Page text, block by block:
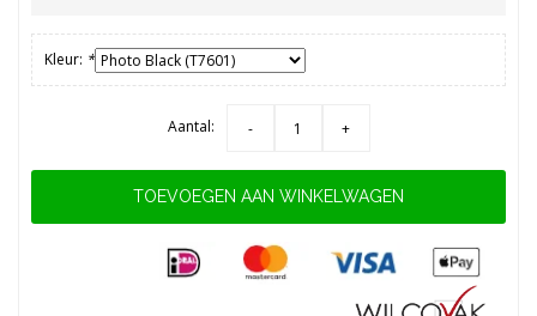
Kleur: *
Aantal: - +
TOEVOEGEN AAN WINKELWAGEN